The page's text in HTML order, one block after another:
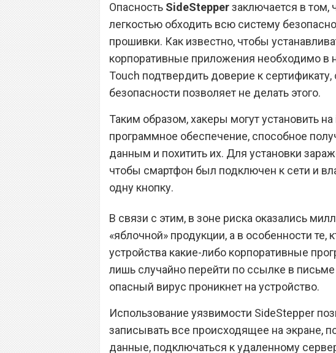
Опасность SideStepperзаключается в том,
легкостью обходить всю систему
прошивки. Как известно, чтобы
корпоративные приложения необходимо в
Touch подтвердить доверие к
безопасности позволяет не делать этого.
Таким образом, хакеры могут установить
программное обеспечение, способное
данным и похитить их. Для установки
чтобы смартфон был подключен к сети и
одну кнопку.
В связи с этим, в зоне риска оказались
«яблочной» продукции, а в особенности те,
устройства какие-либо корпоративные
лишь случайно перейти по ссылке в письме
опасный вирус проникнет на устройство.
Использование уязвимости SideStepper
записывать все происходящее на экране,
данные, подключаться к удаленному